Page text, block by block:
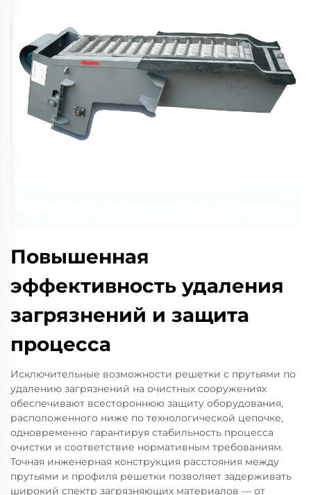
Повышенная
эффективность удаления
загрязнений и защита
процесса
Исключительные возможности решетки с прутьями по
удалению загрязнений на очистных сооружениях
обеспечивают всестороннюю защиту оборудования,
расположенного ниже по технологической цепочке,
одновременно гарантируя стабильность процесса
очистки и соответствие нормативным требованиям.
Точная инженерная конструкция расстояния между
прутьями и профиля решетки позволяет задерживать
широкий спектр загрязняющих материалов — от